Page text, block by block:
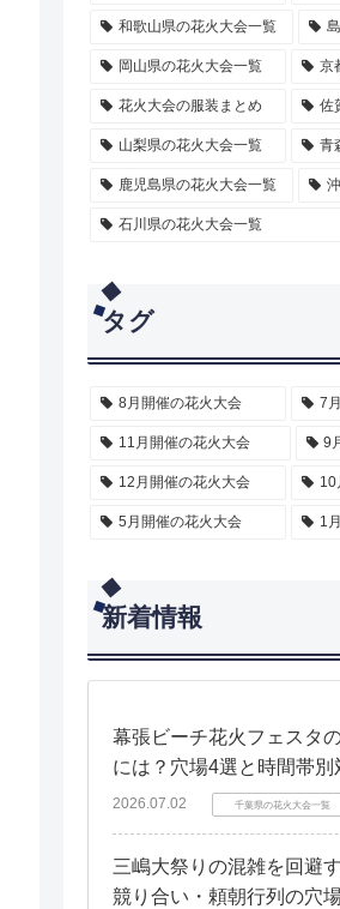
和歌山県の花火大会一覧
岡山県の花火大会一覧 京
花火大会の服装まとめ 佐
山梨県の花火大会一覧 青
鹿児島県の花火大会一覧
石川県の花火大会一覧
タグ
8月開催の花火大会 7
11月開催の花火大会 9
12月開催の花火大会 10
5月開催の花火大会 1
新着情報
幕張ビーチ花火フェスタ
には？穴場4選と時間帯別
2026.07.02 千葉県の花火大会一覧
三嶋大祭りの混雑を回避
競り合い・頼朝行列の穴